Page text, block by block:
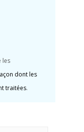
les
dont les
traitées.